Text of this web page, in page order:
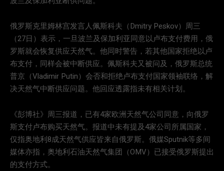
俄罗斯克里姆林宫发言人佩斯科夫（Dmitry Peskov）周三
（27日）表示，一旦波兰及保加利亚同意以卢布支付费用，俄
罗斯就会恢复供应天然气。他同时警告，若其他国家拒绝以卢
布支付，同样会被中断供应。佩斯科夫又被问及，俄罗斯总统
普京（Vladimir Putin）会否和拒绝卢布支付国家领袖联络，解
决天然气中断供应问题。他回应透露指未有相关计划。
《彭博社》周三报道，已有4家欧洲天然气公司同意，向俄罗
斯支付卢布购买天然气。报道中未有提及4家公司所属国家，
仅指奥地利8成天然气供应皆来自俄罗斯。俄媒Sputnik等多间
媒体亦指，奥地利石油天然气集团（OMV）已接受俄罗斯提出
的支付方式。